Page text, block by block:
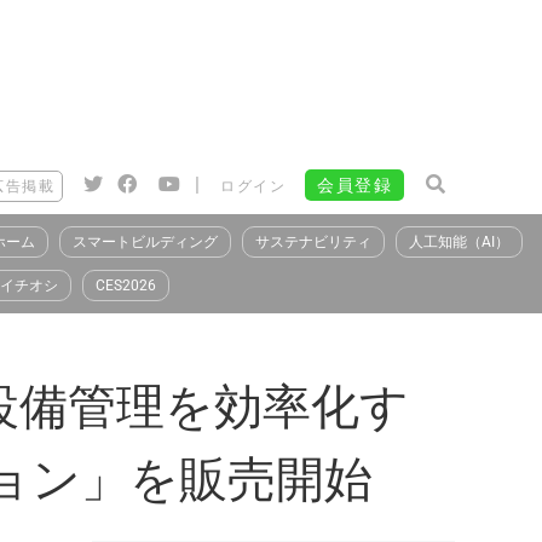
告掲載 | ログイン 会員登録
ーム スマートビルディング サステナビリティ 人工知能（AI）
イチオシ CES2026
管理を効率化す
ン」を販売開始